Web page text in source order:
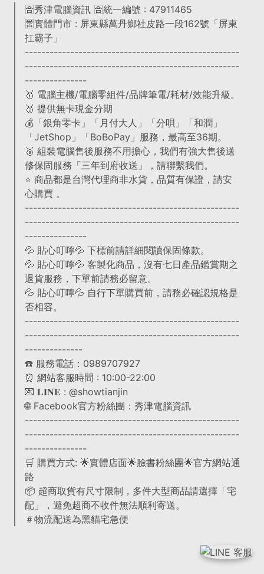
🈴秀津電腦資訊 🈴統一編號 : 47911465
🈺實體門市 : 屏東縣萬丹鄉社皮路一段162號「屏東
扛霸子」
----------------------------------------------------
----------------------------------------------------
---------------
🥇 電腦主機/電腦零組件/品牌筆電/耗材/效能升級。
🥈 提供無卡現金分期
💰「銀角零卡」「月付大人」「分唄」「和潤」
「JetShop」「BoBoPay」服務，最高至36期。
🥉 組裝電腦售後服務不用擔心，我們有強大售後送
修保固服務「三年到府收送」，請聯繫我們。
⭐️ 商品都是台灣代理商非水貨，品質有保證，請安
心購買 。
----------------------------------------------------
----------------------------------------------------
---------------
💦 貼心叮嚀💦 下標前請詳細閱讀保固條款。
💦 貼心叮嚀💦 客製化商品，沒有七日產品鑑賞期之
退貨服務，下單前請務必留意。
💦 貼心叮嚀💦 自行下單購買前，請務必確認規格是
否相容。
----------------------------------------------------
----------------------------------------------------
--------------
☎️ 服務電話：0989707927
⏰ 網站客服時間 : 10:00-22:00
💌 𝐋𝐈𝐍𝐄 : @showtianjin
🌐 Facebook官方粉絲團：秀津電腦資訊
----------------------------------------------------
----------------------------------------------------
---------------
🛒 購買方式: 🌟實體店面🌟臉書粉絲團🌟官方網站通
路
📦 超商取貨有尺寸限制，多件大型商品請選擇「宅
配」，避免超商不收件無法順利寄送。
＃物流配送為黑貓宅急便